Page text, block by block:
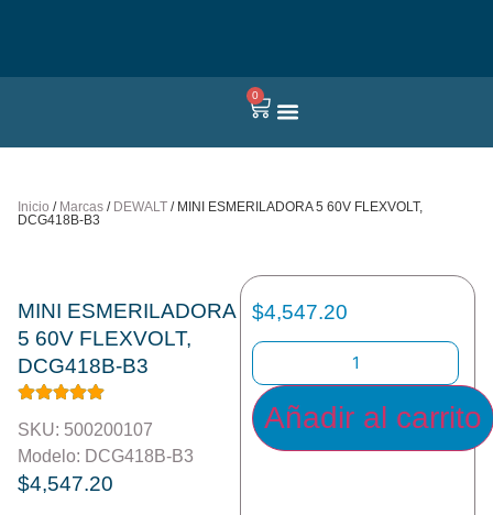
0
Inicio / Marcas / DEWALT / MINI ESMERILADORA 5 60V FLEXVOLT,
DCG418B-B3
MINI ESMERILADORA
5 60V FLEXVOLT,
DCG418B-B3
SKU: 500200107
Modelo: DCG418B-B3
$4,547.20
$4,547.20
Añadir al carrito